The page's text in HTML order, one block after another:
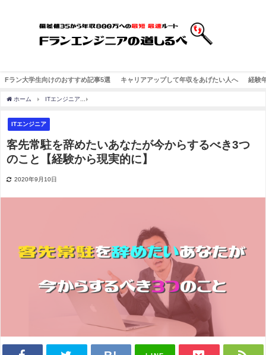
Fラン大学生向けのおすすめ記事5選 キャリアアップして年収をあげたい人へ 経験
ホーム ITエンジニア
ITエンジニア
客先常駐を辞めたいあなたが今からするべき3つ
のこと【経験から現実的に】
2020年9月10日